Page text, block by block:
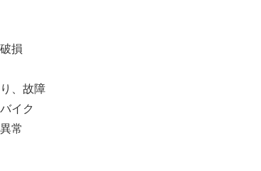
損
、故障
イク
常